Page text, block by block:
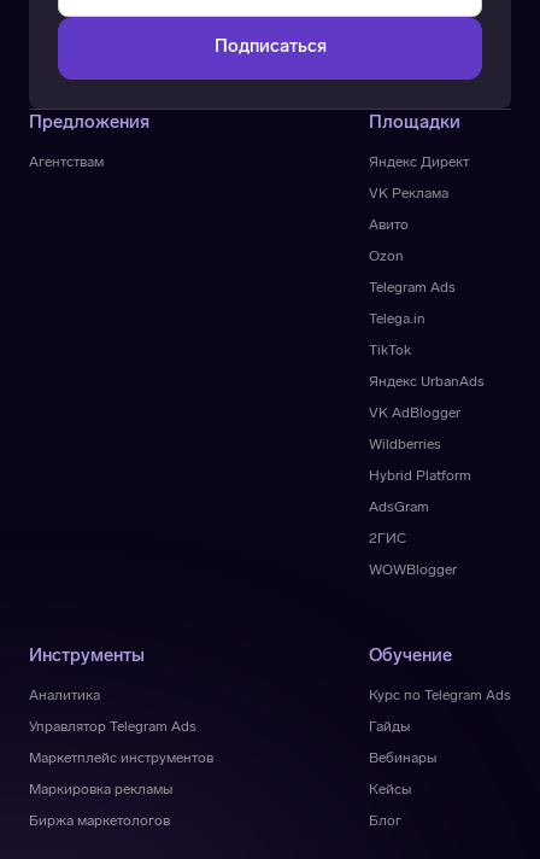
Предложения
Агентствам Яндекс Директ
VK Реклама
Площадки
Авито
Ozon
Telegram Ads
Telega.in
TikTok
Яндекс UrbanAds
VK AdBlogger
Wildberries
Hybrid Platform
AdsGram
2ГИС
WOWBlogger
Инструменты
Аналитика
Управлятор Telegram Ads
Маркетплейс инструментов
Маркировка рекламы
Биржа маркетологов
Обучение
Курс по Telegram Ads
Гайды
Вебинары
Кейсы
Блог